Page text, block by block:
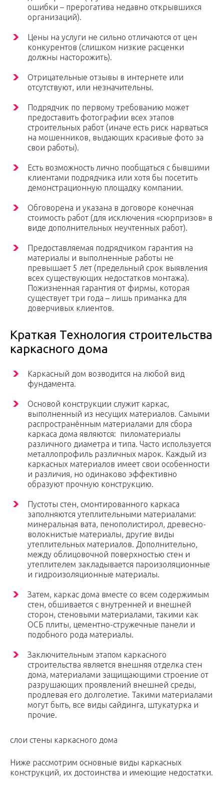
ошибки – прерогатива недавно открывшихся
организаций).
Цены на услуги не сильно отличаются от цен
конкурентов (слишком низкие расценки
должны насторожить).
Отрицательные отзывы в интернете или
отсутствуют, или незначительны.
Подрядчик по первому требованию может
предоставить фотографии всех этапов
строительных работ (иначе есть риск нарваться
на мошенников, выдающих красивые фото за
свои работы).
Есть возможность лично пообщаться с бывшими
клиентами подрядчика или хотя бы посетить
демонстрационную площадку компании.
Обговорена и указана в договоре конечная
стоимость работ (для исключения «сюрпризов» в
виде дополнительных неучтенных работ).
Предоставляемая подрядчиком гарантия на
материалы и выполненные работы не
превышает 5 лет (предельный срок выявления
всех существующих недостатков монтажа).
Пожизненная гарантия от фирмы, которая
существует три года – лишь приманка для
доверчивых клиентов.
Краткая Технология строительства
каркасного дома
Каркасный дом возводится на любой вид
фундамента.
Основой конструкции служит каркас,
выполненный из несущих материалов. Самыми
распространённым материалами для сбора
каркаса дома являются: пиломатериалы
различного диаметра и типа. Часто используется
металлопрофиль различных марок. Каждый из
каркасных материалов имеет свои особенности
и различия, но одинаково эффективно
образуют прочную конструкцию.
Пустоты стен, смонтированного каркаса
заполняются утеплительными материалами:
минеральная вата, пенополистирол, древесно-
волокнистые материалы, другие виды
утеплительных материалов. Дополнительно,
между облицовочной поверхностью стен и
утеплителем закладывается пароизоляционные
и гидроизоляционные материалы.
Затем, каркас дома вместе со всем содержимым
стен, обшивается с внутренней и внешней
сторон, стеновыми материалами, такими как
ОСБ плиты, цементно-стружечные панели и
подобного рода материалы.
Заключительным этапом каркасного
строительства является внешняя отделка стен
дома, материалами защищающими строение от
разрушающих проявлений внешней среды,
продлевая его долголетие. Такими материалами
могут быть, все виды сайдинга, штукатурка и
прочие.
слои стены каркасного дома
Ниже рассмотрим основные виды каркасных
конструкций, их достоинства и имеющие недостатки.